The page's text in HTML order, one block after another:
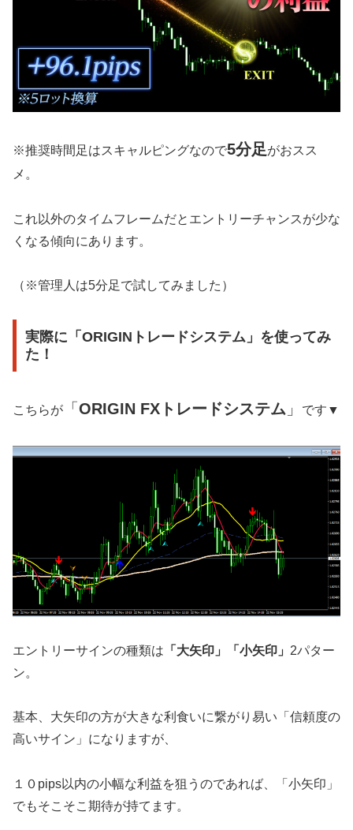
※推奨時間足はスキャルピングなので5分足がおスス
メ。
これ以外のタイムフレームだとエントリーチャンスが少な
くなる傾向にあります。
（※管理人は5分足で試してみました）
実際に「ORIGINトレードシステム」を使ってみ
た！
こちらが 「 ORIGIN FXトレードシステム 」 です▼
エントリーサインの種類は 「大矢印」「小矢印」 2パター
ン。
基本、大矢印の方が大きな利食いに繋がり易い「信頼度の
高いサイン」になりますが、
１０pips以内の小幅な利益を狙うのであれば、「小矢印」
でもそこそこ期待が持てます。